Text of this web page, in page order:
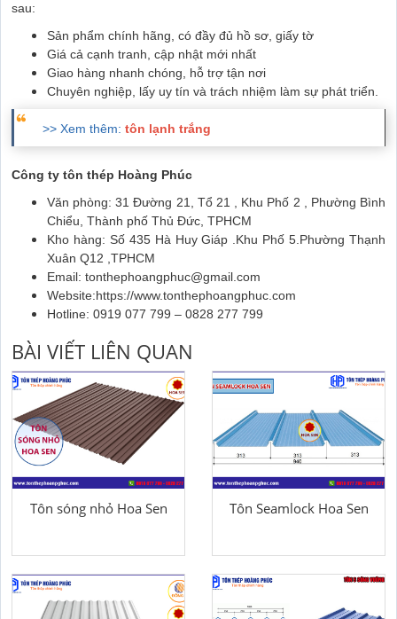
sau:
Sản phẩm chính hãng, có đầy đủ hồ sơ, giấy tờ
Giá cả cạnh tranh, cập nhật mới nhất
Giao hàng nhanh chóng, hỗ trợ tận nơi
Chuyên nghiệp, lấy uy tín và trách nhiệm làm sự phát triển.
>> Xem thêm: tôn lạnh trắng
Công ty tôn thép Hoàng Phúc
Văn phòng: 31 Đường 21, Tổ 21 , Khu Phố 2 , Phường Bình
Chiểu, Thành phố Thủ Đức, TPHCM
Kho hàng: Số 435 Hà Huy Giáp .Khu Phố 5.Phường Thạnh
Xuân Q12 ,TPHCM
Email: tonthephoangphuc@gmail.com
Website:https://www.tonthephoangphuc.com
Hotline: 0919 077 799 – 0828 277 799
BÀI VIẾT LIÊN QUAN
Tôn sóng nhỏ Hoa Sen Tôn Seamlock Hoa Sen